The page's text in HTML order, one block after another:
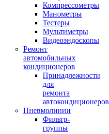
Компрессометры
Манометры
Тестеры
Мультиметры
Видеоэндоскопы
Ремонт
автомобильных
кондиционеров
Принадлежности
для
ремонта
автокондиционеров
Пневмолинии
Фильтр-
группы